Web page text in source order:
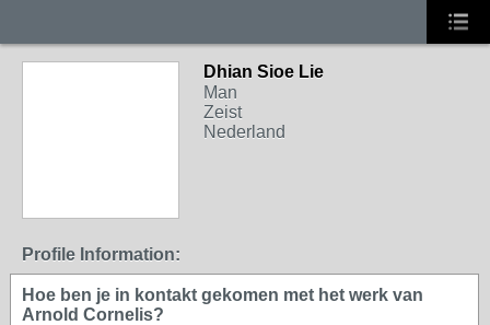
Dhian Sioe Lie
Man
Zeist
Nederland
Profile Information:
Hoe ben je in kontakt gekomen met het werk van
Arnold Cornelis?